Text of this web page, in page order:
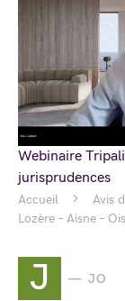
Accueil
Avis
Lozère – Aisne –
J JO
Webinaire
jurisprudences